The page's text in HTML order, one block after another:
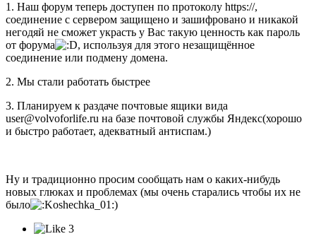
1. Наш форум теперь доступен по протоколу https://,
соединение с сервером защищено и зашифровано и никакой
негодяй не сможет украсть у Вас такую ценность как пароль
от форума
, используя для этого незащищённое
соединение или подмену домена.
2. Мы стали работать быстрее
3. Планируем к раздаче почтовые ящики вида
user@volvoforlife.ru на базе почтовой службы Яндекс(хорошо
и быстро работает, адекватный антиспам.)
Ну и традиционно просим сообщать нам о каких-нибудь
новых глюках и проблемах (мы очень старались чтобы их не
было
)
3